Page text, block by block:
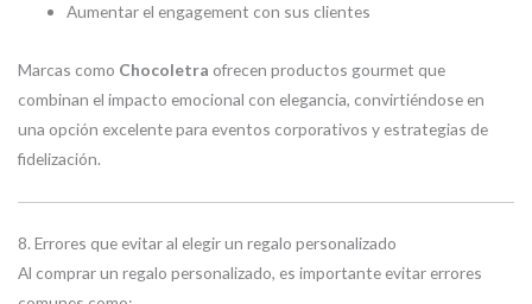
Aumentar el engagement con sus clientes
Marcas como Chocoletra ofrecen productos gourmet que
combinan el impacto emocional con elegancia, convirtiéndose en
una opción excelente para eventos corporativos y estrategias de
fidelización.
8. Errores que evitar al elegir un regalo personalizado
Al comprar un regalo personalizado, es importante evitar errores